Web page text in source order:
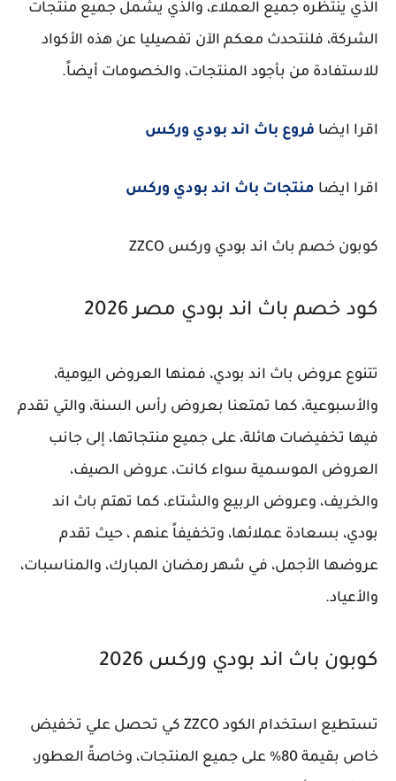
الذي ينتظره جميع العملاء، والذي يشمل جميع منتجات
الشركة، فلنتحدث معكم الآن تفصيليا عن هذه الأكواد
للاستفادة من بأجود المنتجات، والخصومات أيضاً.
اقرا ايضا فروع باث اند بودي وركس
اقرا ايضا منتجات باث اند بودي وركس
كوبون خصم باث اند بودي وركس ZZCO
كود خصم باث اند بودي مصر 2026
تتنوع عروض باث اند بودي، فمنها العروض اليومية،
والأسبوعية، كما تمتعنا بعروض رأس السنة، والتي تقدم
فيها تخفيضات هائلة، على جميع منتجاتها، إلى جانب
العروض الموسمية سواء كانت، عروض الصيف،
والخريف، وعروض الربيع والشتاء، كما تهتم باث اند
بودي، بسعادة عملائها، وتخفيفاً عنهم ، حيث تقدم
عروضها الأجمل، في شهر رمضان المبارك، والمناسبات،
والأعياد.
كوبون باث اند بودي وركس 2026
تستطيع استخدام الكود ZZCO كي تحصل علي تخفيض
خاص بقيمة 80% على جميع المنتجات، وخاصةً العطور،